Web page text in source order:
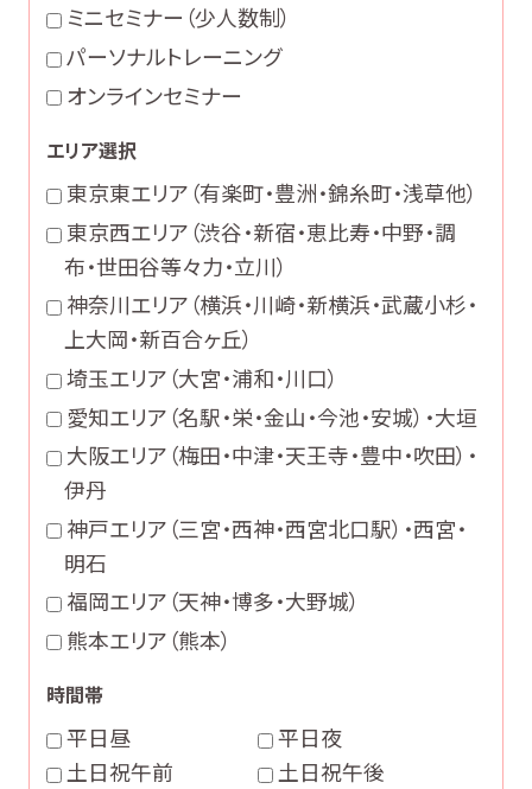
ミニセミナー（少人数制）
パーソナルトレーニング
オンラインセミナー
エリア選択
東京東エリア（有楽町・豊洲・錦糸町・浅草他）
東京西エリア（渋谷・新宿・恵比寿・中野・調
布・世田谷等々力・立川）
神奈川エリア（横浜・川崎・新横浜・武蔵小杉・
上大岡・新百合ヶ丘）
埼玉エリア（大宮・浦和・川口）
愛知エリア（名駅・栄・金山・今池・安城）・大垣
大阪エリア（梅田・中津・天王寺・豊中・吹田）・
伊丹
神戸エリア（三宮・西神・西宮北口駅）・西宮・
明石
福岡エリア（天神・博多・大野城）
熊本エリア（熊本）
時間帯
平日昼
平日夜
土日祝午前
土日祝午後